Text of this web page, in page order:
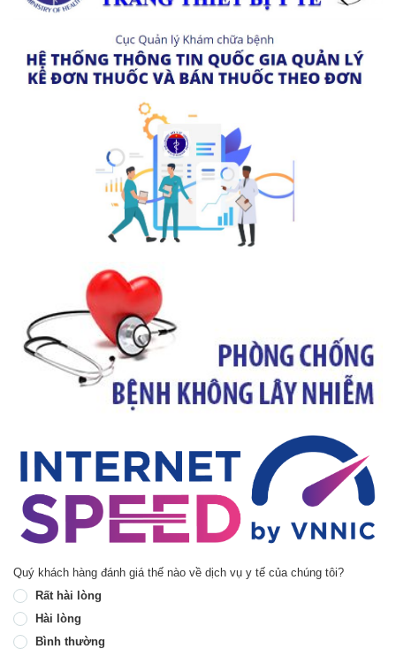
Quý khách hàng đánh giá thế nào về dịch vụ y tế của chúng tôi?
Rất hài lòng
Hài lòng
Bình thường